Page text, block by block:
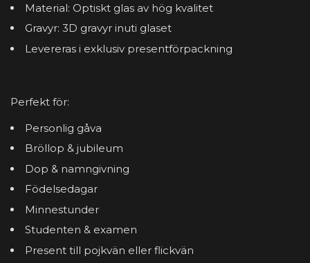
Material: Optiskt glas av hög kvalitet
Gravyr: 3D gravyr inuti glaset
Levereras i exklusiv presentförpackning
Perfekt för:
Personlig gåva
Bröllop & jubileum
Dop & namngivning
Födelsedagar
Minnestunder
Studenten & examen
Present till pojkvän eller flickvän